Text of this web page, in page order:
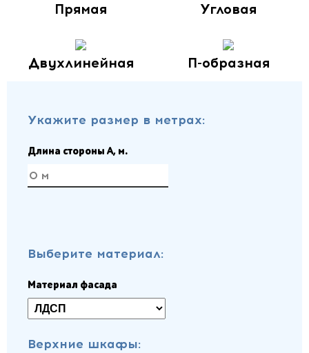
Прямая Угловая
Двухлинейная П-образная
Укажите размер в метрах:
Длина стороны A, м.
Выберите материал:
Материал фасада
Верхние шкафы: